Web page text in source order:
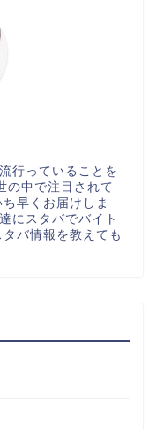
行っていることを
の中で注目されて
早くお届けしま
にスタバでバイト
バ情報を教えても